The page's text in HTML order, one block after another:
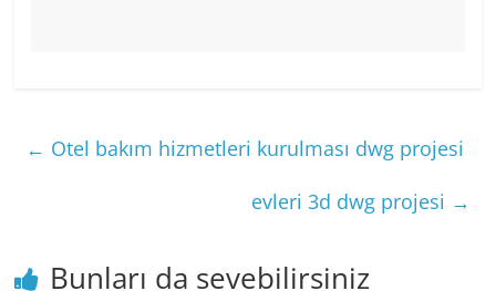
← Otel bakım hizmetleri kurulması dwg projesi
evleri 3d dwg projesi →
Bunları da sevebilirsiniz